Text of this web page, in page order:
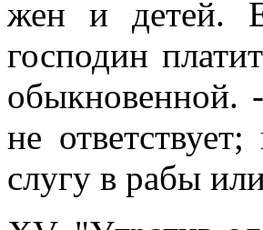
жен и детей.
господин
обыкновенной.
не
слугу в рабы